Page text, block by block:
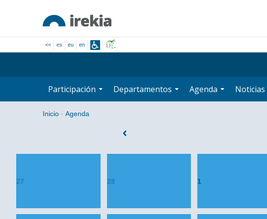
<< es eu en
Participación Departamentos Agenda Noticias
Inicio · Agenda
27 28 1